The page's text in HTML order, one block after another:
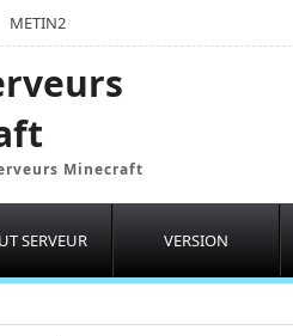
METIN2
Minecraft
SERVEUR VERSION